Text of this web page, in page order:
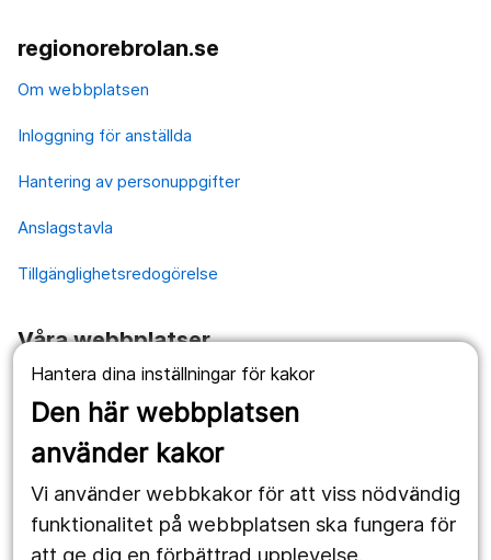
Hantera dina inställningar för kakor
Den här webbplatsen
använder kakor
Vi använder webbkakor för att viss nödvändig
funktionalitet på webbplatsen ska fungera för
att ge dig en förbättrad upplevelse.
regionorebrolan.se
Om webbplatsen
Inloggning för anställda
Hantering av personuppgifter
Anslagstavla
Tillgänglighetsredogörelse
Våra webbplatser
1177.se
Länstrafiken
Utveckling